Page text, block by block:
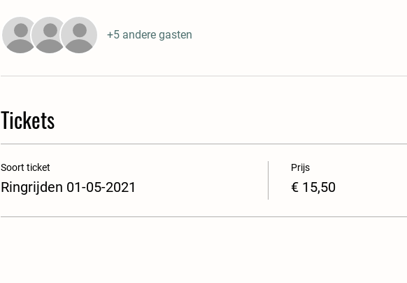
+5 andere gasten
Tickets
Soort ticket
Ringrijden 01-05-2021
Prijs
€ 15,50